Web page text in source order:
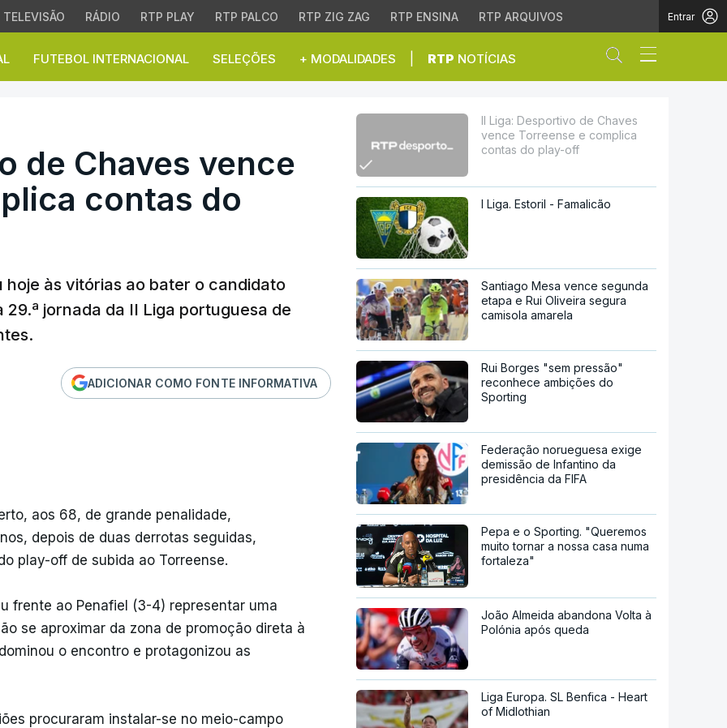
TELEVISÃO RÁDIO RTP PLAY RTP PALCO RTP ZIG ZAG RTP ENSINA RTP ARQUIVOS Entrar
FUTEBOL INTERNACIONAL SELEÇÕES + MODALIDADES RTP NOTÍCIAS Abrir campo
Chaves vence Torreense e complica
de Chaves vence
contas do
às vitórias ao bater o candidato
jornada da II Liga portuguesa de
ADICIONAR COMO FONTE INFORMATIVA
aos 68, de grande penalidade,
depois de duas derrotas seguidas,
play-off de subida ao Torreense.
frente ao Penafiel (3-4) representar uma
se aproximar da zona de promoção direta à
o encontro e protagonizou as
procuraram instalar-se no meio-campo
II Liga: Desportivo de Chaves
vence Torreense e complica
contas do play-off
I Liga. Estoril - Famalicão
Santiago Mesa vence segunda
etapa e Rui Oliveira segura
camisola amarela
Rui Borges "sem pressão"
reconhece ambições do
Sporting
Federação norueguesa exige
demissão de Infantino da
presidência da FIFA
Pepa e o Sporting. "Queremos
muito tornar a nossa casa numa
fortaleza"
João Almeida abandona Volta à
Polónia após queda
Liga Europa. SL Benfica - Heart
of Midlothian